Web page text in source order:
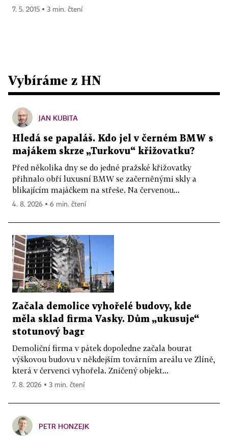
7. 5. 2015 ▪ 3 min. čtení
Vybíráme z HN
JAN KUBITA
Hledá se papaláš. Kdo jel v černém BMW s
majákem skrze „Turkovu“ křižovatku?
Před několika dny se do jedné pražské křižovatky
přihnalo obří luxusní BMW se začerněnými skly a
blikajícím majáčkem na střeše. Na červenou...
4. 8. 2026 ▪ 6 min. čtení
Začala demolice vyhořelé budovy, kde
měla sklad firma Vasky. Dům „ukusuje“
stotunový bagr
Demoliční firma v pátek dopoledne začala bourat
výškovou budovu v někdejším továrním areálu ve Zlíně,
která v červenci vyhořela. Zničený objekt...
7. 8. 2026 ▪ 3 min. čtení
PETR HONZEJK